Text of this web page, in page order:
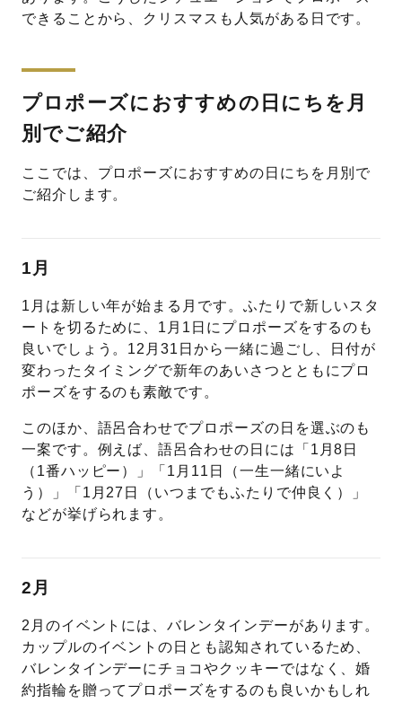
できることから、クリスマスも人気がある日です。
プロポーズにおすすめの日にちを月
別でご紹介
ここでは、プロポーズにおすすめの日にちを月別で
ご紹介します。
1月
1月は新しい年が始まる月です。ふたりで新しいスタ
ートを切るために、1月1日にプロポーズをするのも
良いでしょう。12月31日から一緒に過ごし、日付が
変わったタイミングで新年のあいさつとともにプロ
ポーズをするのも素敵です。
このほか、語呂合わせでプロポーズの日を選ぶのも
一案です。例えば、語呂合わせの日には「1月8日
（1番ハッピー）」「1月11日（一生一緒にいよ
う）」「1月27日（いつまでもふたりで仲良く）」
などが挙げられます。
2月
2月のイベントには、バレンタインデーがあります。
カップルのイベントの日とも認知されているため、
バレンタインデーにチョコやクッキーではなく、婚
約指輪を贈ってプロポーズをするのも良いかもしれ